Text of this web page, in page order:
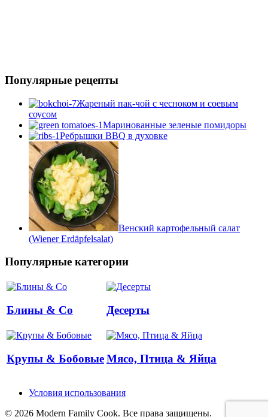
Популярные рецепты
Жареный пак-чой с чесноком и соевым
соусом
Маринованные зеленые помидоры
Ребрышки BBQ в духовке
Венский картофельный салат
(Wiener Erdäpfelsalat)
Популярные категории
Блины & Co Десерты
Крупы & БобовыеМясо, Птица & Яйца
Условия использования
© 2026 Modern Family Cook. Все права защищены.